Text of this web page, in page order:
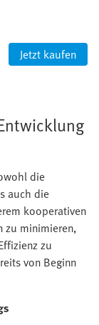
Jetzt kaufen
die
auch die
kooperativen
zu minimieren,
zu
von Beginn